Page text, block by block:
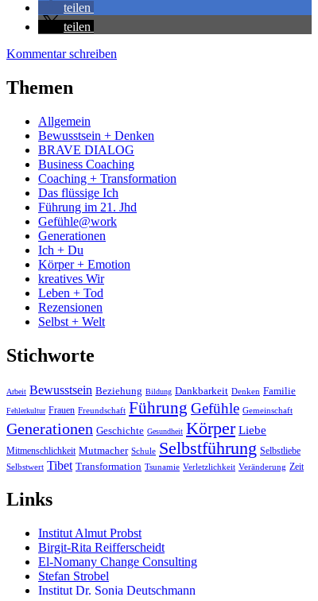
teilen
teilen
Kommentar schreiben
Themen
Allgemein
Bewusstsein + Denken
BRAVE DIALOG
Business Coaching
Coaching + Transformation
Das flüssige Ich
Führung im 21. Jhd
Gefühle@work
Generationen
Ich + Du
Körper + Emotion
kreatives Wir
Leben + Tod
Rezensionen
Selbst + Welt
Stichworte
Arbeit Bewusstsein Beziehung Bildung Dankbarkeit Denken Familie
Fehlerkultur Frauen Freundschaft Führung Gefühle Gemeinschaft
Generationen Geschichte Gesundheit Körper Liebe
Mitmenschlichkeit Mutmacher Schule Selbstführung Selbstliebe
Selbstwert Tibet Transformation Tsunamie Verletzlichkeit Veränderung Zeit
Links
Institut Almut Probst
Birgit-Rita Reifferscheidt
El-Nomany Change Consulting
Stefan Strobel
Institut Dr. Sonja Deutschmann